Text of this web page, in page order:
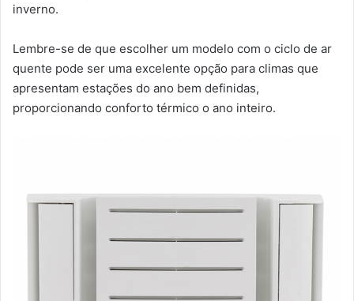
inverno.
Lembre-se de que escolher um modelo com o ciclo de ar
quente pode ser uma excelente opção para climas que
apresentam estações do ano bem definidas,
proporcionando conforto térmico o ano inteiro.